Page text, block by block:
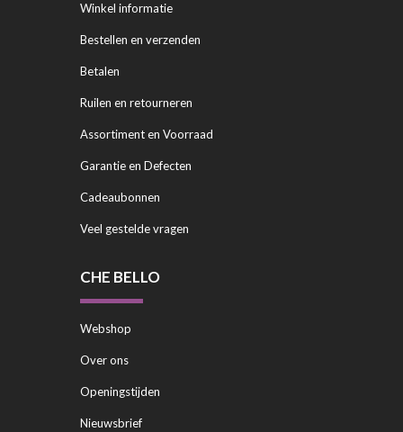
Winkel informatie
Bestellen en verzenden
Betalen
Ruilen en retourneren
Assortiment en Voorraad
Garantie en Defecten
Cadeaubonnen
Veel gestelde vragen
CHE BELLO
Webshop
Over ons
Openingstijden
Nieuwsbrief